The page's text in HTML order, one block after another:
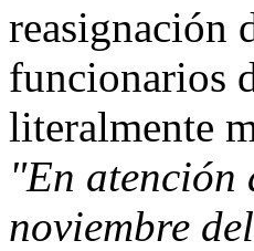
reasignación
funcionarios
literalmente
"En atención
noviembre